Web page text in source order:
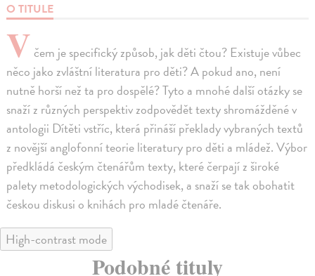
O TITULE
Včem je specifický způsob, jak děti čtou? Existuje vůbec
něco jako zvláštní literatura pro děti? A pokud ano, není
nutně horší než ta pro dospělé? Tyto a mnohé další otázky se
snaží z různých perspektiv zodpovědět texty shromážděné v
antologii Dítěti vstříc, která přináší překlady vybraných textů
z novější anglofonní teorie literatury pro děti a mládež. Výbor
předkládá českým čtenářům texty, které čerpají z široké
palety metodologických východisek, a snaží se tak obohatit
českou diskusi o knihách pro mladé čtenáře.
High-contrast mode
Podobné tituly